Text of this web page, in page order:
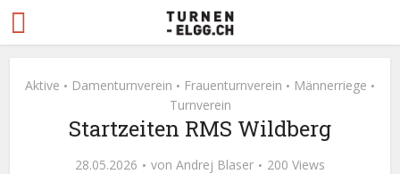
Aktive • Damenturnverein • Frauenturnverein • Männerriege •
Turnverein
Startzeiten RMS Wildberg
28.05.2026 von Andrej Blaser 200 Views